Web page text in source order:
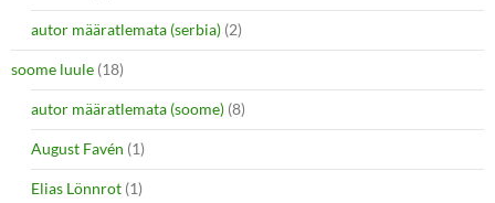
autor määratlemata (serbia) (2)
soome luule (18)
autor määratlemata (soome) (8)
August Favén (1)
Elias Lönnrot (1)